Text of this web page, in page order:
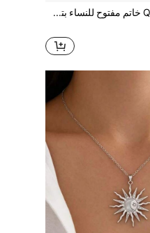
QTHOPE خاتم مفتوح للنساء بتصميم نجم البحر والأصداف الزرقاء متعدد الطبقات بأسلوب عطلة الشاطئ، هدية